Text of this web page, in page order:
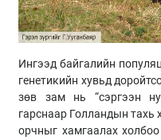
Ингээд байгалийн
генетикийн хувьд
зөв зам нь “сэргээн
гарснаар Голландын тахь
орчныг хамгаалах